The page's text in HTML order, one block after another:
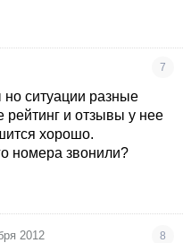
7
ситуации разные
рейтинг и отзывы у нее
хорошо.
номера звонили?
2012 8